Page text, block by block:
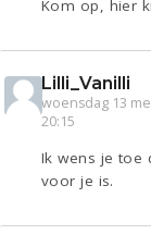
Kom op, hier
Lilli_Vanilli
woensdag 13
20:15
Ik wens je toe
voor je is.